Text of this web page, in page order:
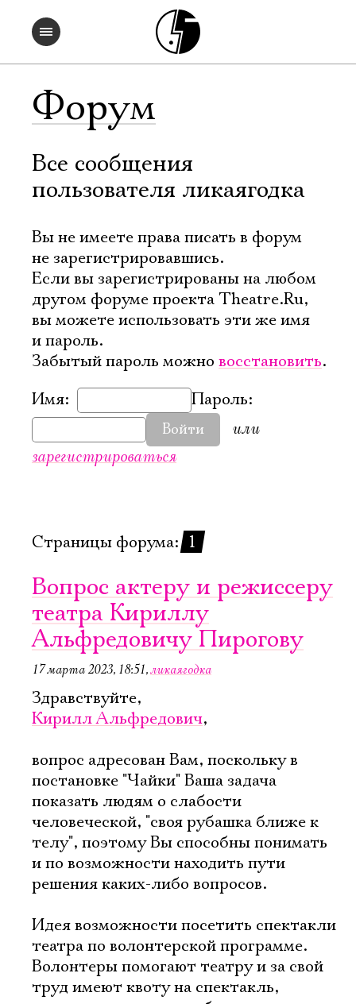
Форум
Все сообщения
пользователя ликаягодка
Вы не имеете права писать в форум
не зарегистрировавшись.
Если вы зарегистрированы на любом
другом форуме проекта Theatre.Ru,
вы можете использовать эти же имя
и пароль.
Забытый пароль можно восстановить.
Имя:
Пароль:
Войти
или
зарегистрироваться
Страницы форума: 1
Вопрос актеру и режиссеру
театра Кириллу
Альфредовичу Пирогову
17 марта 2023, 18:51,ликаягодка
Здравствуйте,
Кирилл Альфредович,
вопрос адресован Вам, поскольку в
постановке "Чайки" Ваша задача
показать людям о слабости
человеческой, "своя рубашка ближе к
телу", поэтому Вы способны понимать
и по возможности находить пути
решения каких-либо вопросов.
Идея возможности посетить спектакли
театра по волонтерской программе.
Волонтеры помогают театру и за свой
труд имеют квоту на спектакль,
Электропочта